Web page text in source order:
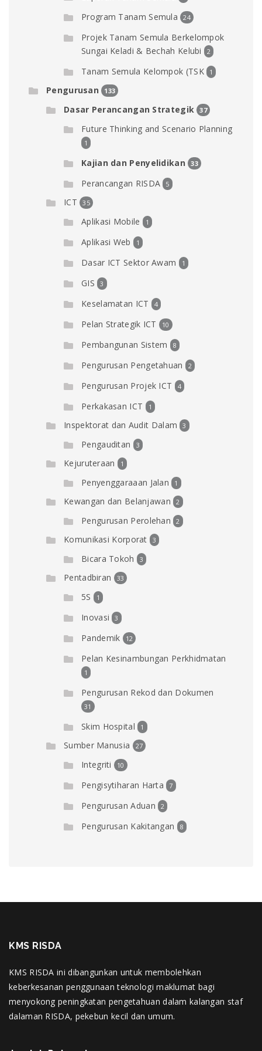
Program Tanam Semula 24
Projek Tanam Semula Berkelompok
Sungai Keladi & Bechah Kelubi
2
Tanam Semula Kelompok (TSK 1
Pengurusan 133
Dasar Perancangan Strategik 37
Future Thinking and Scenario Planning
1
Kajian dan Penyelidikan 33
Perancangan RISDA 5
ICT 35
Aplikasi Mobile 1
Aplikasi Web 1
Dasar ICT Sektor Awam 1
GIS 3
Keselamatan ICT 4
Pelan Strategik ICT 10
Pembangunan Sistem 8
Pengurusan Pengetahuan 2
Pengurusan Projek ICT 4
Perkakasan ICT 1
Inspektorat dan Audit Dalam 3
Pengauditan 3
Kejuruteraan 1
Penyenggaraaan Jalan 1
Kewangan dan Belanjawan 2
Pengurusan Perolehan 2
Komunikasi Korporat 3
Bicara Tokoh 3
Pentadbiran 33
5S 1
Inovasi 3
Pandemik 12
Pelan Kesinambungan Perkhidmatan
1
Pengurusan Rekod dan Dokumen
31
Skim Hospital 1
Sumber Manusia 27
Integriti 10
Pengisytiharan Harta 7
Pengurusan Aduan 2
Pengurusan Kakitangan 8
KMS RISDA
KMS RISDA ini dibangunkan untuk membolehkan
keberkesanan penggunaan teknologi maklumat bagi
menyokong peningkatan pengetahuan dalam kalangan staf
dalaman RISDA, pekebun kecil dan umum.